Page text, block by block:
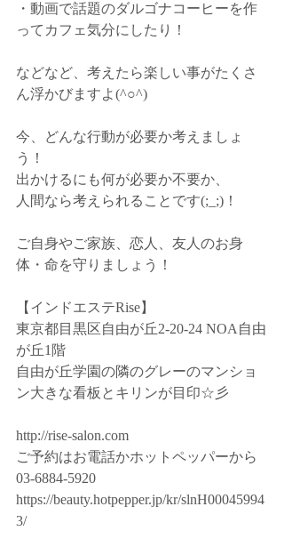
・動画で話題のダルゴナコーヒーを作
ってカフェ気分にしたり！
などなど、考えたら楽しい事がたくさ
ん浮かびますよ(^○^)
今、どんな行動が必要か考えましょ
う！
出かけるにも何が必要か不要か、
人間なら考えられることです(;_;)！
ご自身やご家族、恋人、友人のお身
体・命を守りましょう！
【インドエステRise】
東京都目黒区自由が丘2-20-24 NOA自由
が丘1階
自由が丘学園の隣のグレーのマンショ
ン大きな看板とキリンが目印☆彡
http://rise-salon.com
ご予約はお電話かホットペッパーから
03-6884-5920
https://beauty.hotpepper.jp/kr/slnH00045994
3/